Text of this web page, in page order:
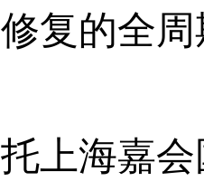
复的全
上海嘉